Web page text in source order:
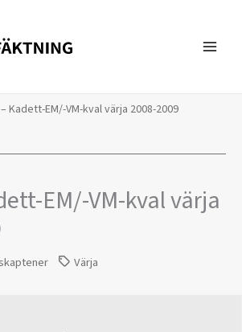
Kadett-EM/-VM-kval värja 2008-2009
EM/-VM-kval värja
Värja